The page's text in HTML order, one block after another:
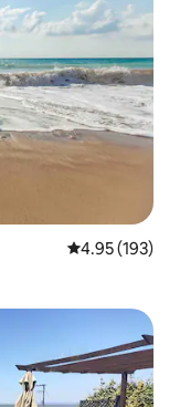
Calificación
4.95 (193)